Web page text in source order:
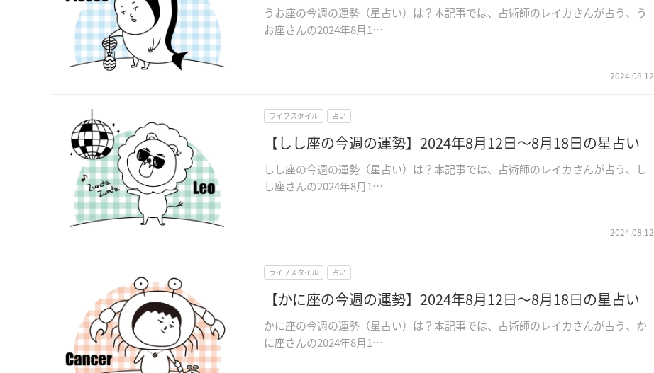
うお座の今週の運勢（星占い）は？本記事では、占術師のレイカさんが占う、う
お座さんの2024年8月1…
2024.08.12
ライフスタイル 占い
【しし座の今週の運勢】2024年8月12日～8月18日の星占い
しし座の今週の運勢（星占い）は？本記事では、占術師のレイカさんが占う、し
し座さんの2024年8月1…
2024.08.12
ライフスタイル 占い
【かに座の今週の運勢】2024年8月12日～8月18日の星占い
かに座の今週の運勢（星占い）は？本記事では、占術師のレイカさんが占う、か
に座さんの2024年8月1…